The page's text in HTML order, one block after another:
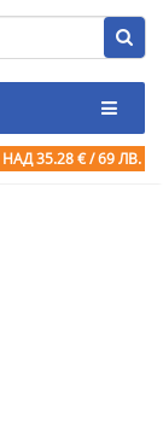
НАД 35.28 € / 69 ЛВ.